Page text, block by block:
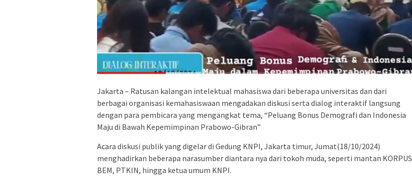
Jakarta – Ratusan kalangan intelektual mahasiswa dari beberapa universitas dan dari
berbagai organisasi kemahasiswaan mengadakan diskusi serta dialog interaktif langsung
dengan para pembicara yang mengangkat tema, “Peluang Bonus Demografi dan Indonesia
Maju di Bawah Kepemimpinan Prabowo-Gibran”
Acara diskusi publik yang digelar di Gedung KNPI, Jakarta timur, Jumat(18/10/2024)
menghadirkan beberapa narasumber diantara nya dari tokoh muda, seperti mantan KORPUS
BEM, PTKIN, hingga ketua umum KNPI.